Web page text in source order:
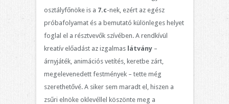
osztályfőnöke is a 7.c-nek, ezért az egész
próbafolyamat és a bemutató különleges helyet
foglal el a résztvevők szívében. A rendkívül
kreatív előadást az izgalmas látvány–
árnyjáték, animációs vetítés, keretbe zárt,
megelevenedett festmények – tette még
szerethetővé. A siker sem maradt el, hiszen a
zsűri elnöke oklevéllel köszönte meg a